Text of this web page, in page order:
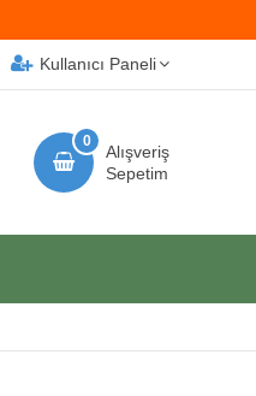
Kullanıcı Paneli
Alışveriş
Sepetim
0